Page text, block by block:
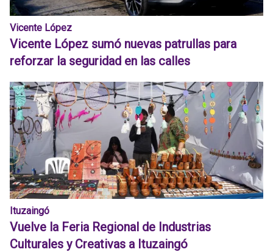
Vicente López
Vicente López sumó nuevas patrullas para
reforzar la seguridad en las calles
Ituzaingó
Vuelve la Feria Regional de Industrias
Culturales y Creativas a Ituzaingó